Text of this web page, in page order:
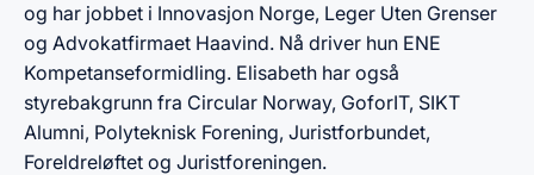
og har jobbet i Innovasjon Norge, Leger Uten Grenser
og Advokatfirmaet Haavind. Nå driver hun ENE
Kompetanseformidling. Elisabeth har også
styrebakgrunn fra Circular Norway, GoforIT, SIKT
Alumni, Polyteknisk Forening, Juristforbundet,
Foreldreløftet og Juristforeningen.